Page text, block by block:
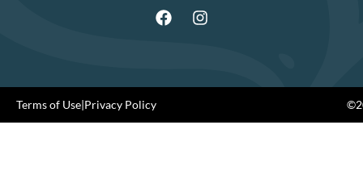
Terms of Use|Privacy Policy